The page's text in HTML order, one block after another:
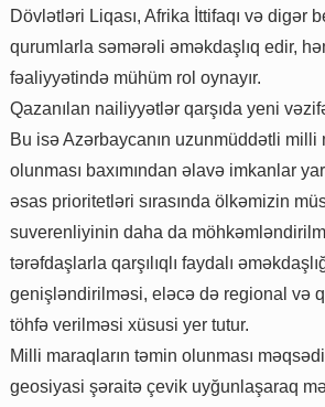
Dövlətləri Liqası, Afrika İttifaqı və digər
qurumlarla səmərəli əməkdaşlıq edir,
fəaliyyətində mühüm rol oynayır.
Qazanılan nailiyyətlər qarşıda yeni
Bu isə Azərbaycanın uzunmüddətli milli
olunması baxımından əlavə imkanlar
əsas prioritetləri sırasında ölkəmizin
suverenliyinin daha da
tərəfdaşlarla qarşılıqlı faydalı
genişləndirilməsi, eləcə də regional və
töhfə verilməsi xüsusi yer tutur.
Milli maraqların təmin olunması
geosiyasi şəraitə çevik uyğunlaşaraq